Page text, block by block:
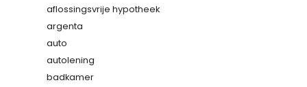
aflossingsvrije hypotheek
argenta
auto
autolening
badkamer